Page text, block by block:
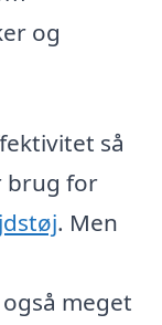
og
så
brug for
. Men
meget